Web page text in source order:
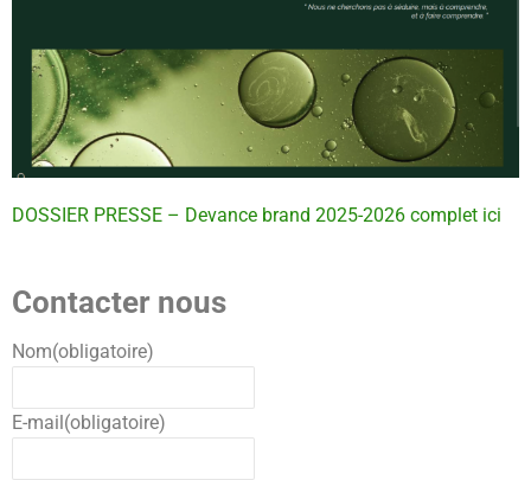
DOSSIER PRESSE – Devance brand 2025-2026 complet ici
Contacter nous
Nom(obligatoire)
E-mail(obligatoire)